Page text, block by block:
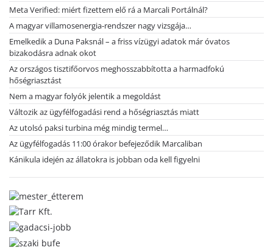
Meta Verified: miért fizettem elő rá a Marcali Portálnál?
A magyar villamosenergia-rendszer nagy vizsgája…
Emelkedik a Duna Paksnál – a friss vízügyi adatok már óvatos
bizakodásra adnak okot
Az országos tisztifőorvos meghosszabbította a harmadfokú
hőségriasztást
Nem a magyar folyók jelentik a megoldást
Változik az ügyfélfogadási rend a hőségriasztás miatt
Az utolsó paksi turbina még mindig termel…
Az ügyfélfogadás 11:00 órakor befejeződik Marcaliban
Kánikula idején az állatokra is jobban oda kell figyelni